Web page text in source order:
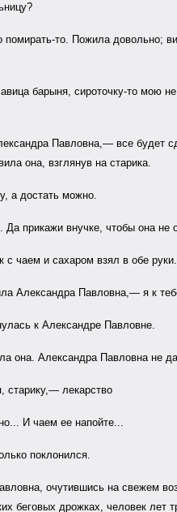
то. Пожила довольно;
барыня, сироточку-то мою
Павловна,— все будет
она, взглянув на старика.
а достать можно.
прикажи внучке, чтобы она не
с чаем и сахаром взял в обе руки.
Александра Павловна,— я к
к Александре Павловне.
она. Александра Павловна не
лекарство
И чаем ее напойте...
поклонился.
очутившись на свежем
беговых дрожках, человек